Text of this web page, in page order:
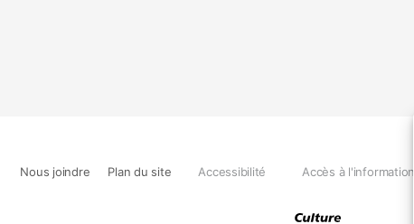
Nous joindre Plan du site Accessibilité Accès à l'information